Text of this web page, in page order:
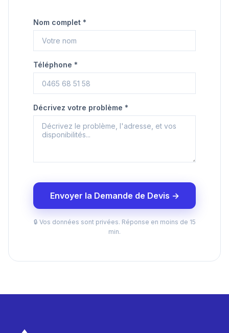
Nom complet *
Téléphone *
Décrivez votre problème *
Envoyer la Demande de Devis →
🔒 Vos données sont privées. Réponse en moins de 15
min.